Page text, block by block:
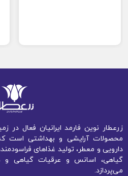
زرعطار نوین فارمد ایرانیان فعال در
محصولات آرایشی و بهداشتی است
دارویی و معطر، تولید غذاهای
گیاهی، اسانس و عرقیات گیاهی و
می‌پردازد.